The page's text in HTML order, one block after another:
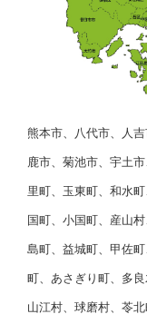
熊本市、八代市、人
鹿市、菊池市、宇土
里町、玉東町、和水
国町、小国町、産山
島町、益城町、甲佐
町、あさぎり町、多
山江村、球磨村、苓